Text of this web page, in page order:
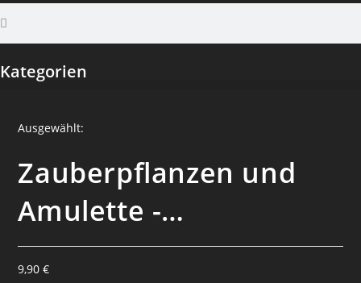
Kategorien
Ausgewählt:
Zauberpflanzen und
Amulette -…
9,90€